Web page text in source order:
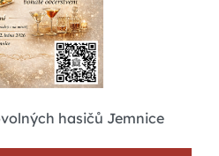
hasičů Jemnice